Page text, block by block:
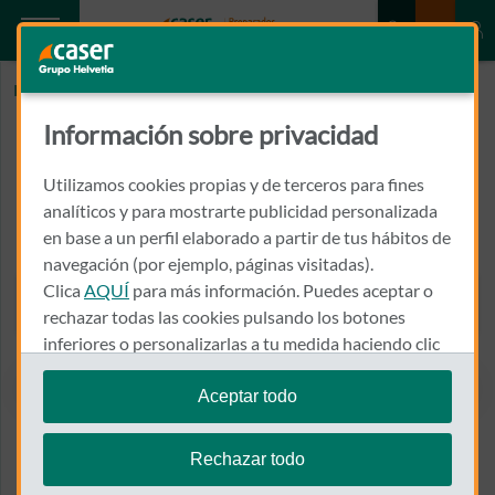
Inicio SARDA GASCON, JORGE
SARDA GASCON, JORGE
DEL CONSUELO
46007 - VALENCIA
963 174 000
Llamar a SARDA GASCON,
Ver el mapa en Google Maps
Información sobre privacidad
Utilizamos cookies propias y de terceros para fines
analíticos y para mostrarte publicidad personalizada
en base a un perfil elaborado a partir de tus hábitos de
navegación (por ejemplo, páginas visitadas).
Clica AQUÍ para más información. Puedes aceptar o
rechazar todas las cookies pulsando los botones
inferiores o personalizarlas a tu medida haciendo clic
en"configurar cookies".
Te recordamos que puedes modificar tus ajustes de
cookies en cualquier momento en la sección
Aceptar todo
Rechazar todo